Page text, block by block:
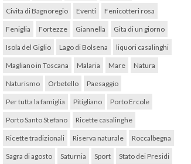
Civita di Bagnoregio Eventi Fenicotteri rosa
Feniglia Fortezze Giannella Gita di un giorno
Isola del Giglio Lago di Bolsena liquori casalinghi
Magliano in Toscana Malaria Mare Natura
Naturismo Orbetello Paesaggio
Per tutta la famiglia Pitigliano Porto Ercole
Porto Santo Stefano Ricette casalinghe
Ricette tradizionali Riserva naturale Roccalbegna
Sagra di agosto Saturnia Sport Stato dei Presidi